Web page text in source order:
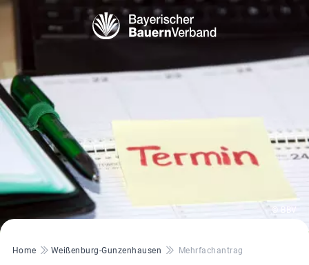
© BBV
Pfadnavigation
Home Weißenburg-Gunzenhausen Mehrfachantrag